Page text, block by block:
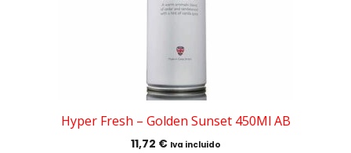
Hyper Fresh – Golden Sunset 450Ml AB
11,72 € Iva incluido